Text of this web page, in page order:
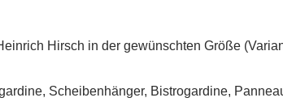
Hirsch in der gewünschten Größe
Scheibenhänger, Bistrogardine,